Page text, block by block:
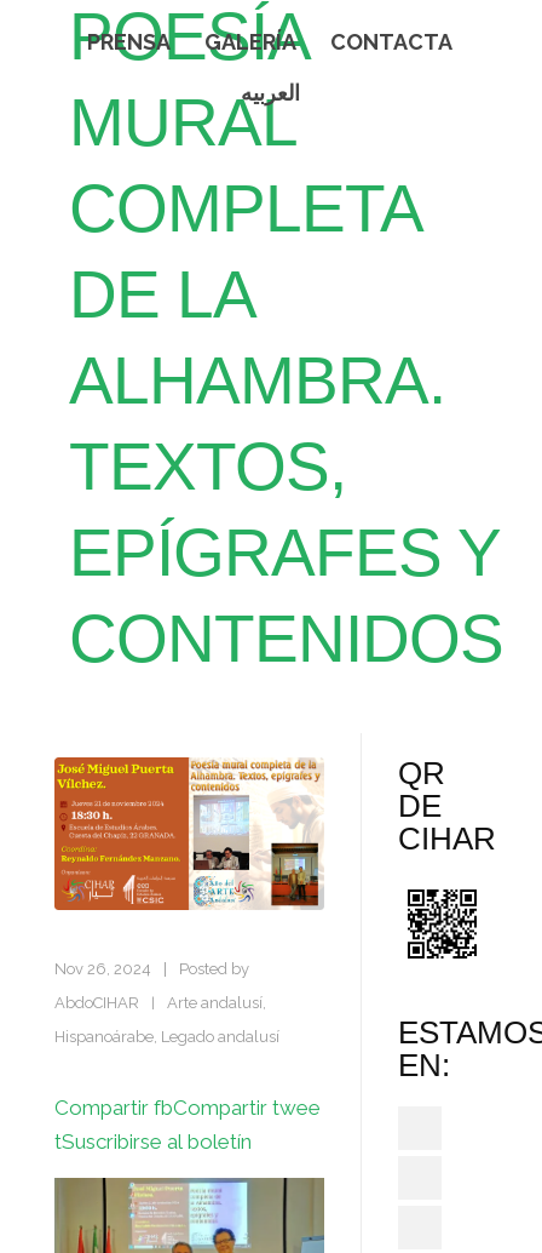
PRENSA
GALERÍA
CONTACTA
العربيه
POESÍA
MURAL
COMPLETA
DE LA
ALHAMBRA.
TEXTOS,
EPÍGRAFES Y
CONTENIDOS
Nov 26, 2024
Posted by
AbdoCIHAR
Arte andalusí,
Hispanoárabe, Legado andalusí
Compartir fbCompartir twee
tSuscribirse al boletín
QR
DE
CIHAR
EN: